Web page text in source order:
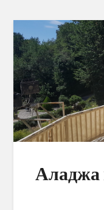
Аладжа